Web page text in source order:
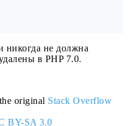
никогда не должна
в PHP 7.0.
original Stack Overflow
BY-SA 3.0